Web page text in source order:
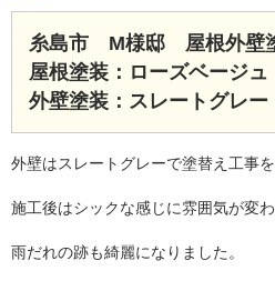
糸島市 M様邸 屋根外壁
屋根塗装：ローズベージュ
外壁塗装：スレートグレー
外壁はスレートグレーで塗替え工事を
施工後はシックな感じに雰囲気が変
雨だれの跡も綺麗になりました。